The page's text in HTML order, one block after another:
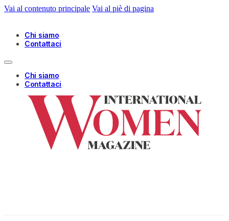
Vai al contenuto principale Vai al piè di pagina
Chi siamo
Contattaci
Chi siamo
Contattaci